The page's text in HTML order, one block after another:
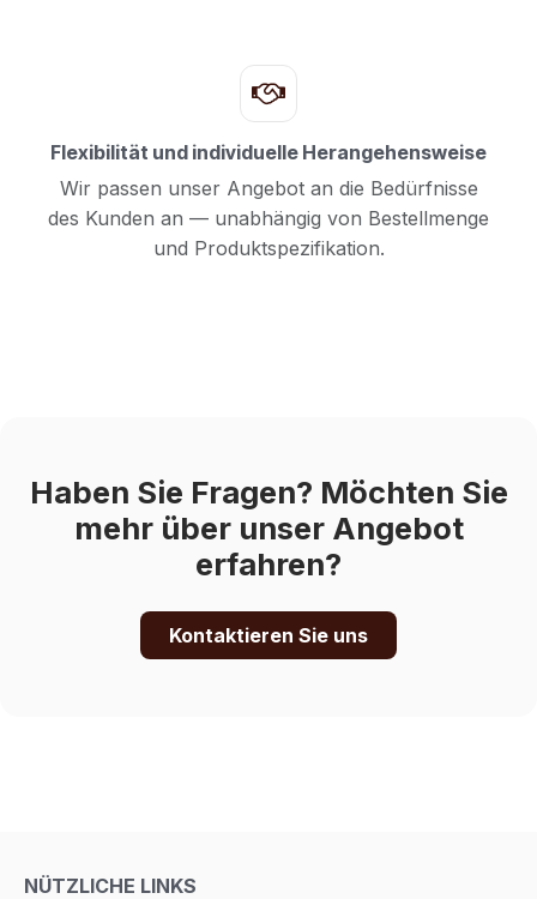
Flexibilität und individuelle Herangehensweise
Wir passen unser Angebot an die Bedürfnisse
des Kunden an — unabhängig von Bestellmenge
und Produktspezifikation.
Haben Sie Fragen? Möchten Sie
mehr über unser Angebot
erfahren?
Kontaktieren Sie uns
NÜTZLICHE LINKS